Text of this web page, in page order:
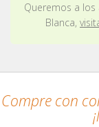
Queremos a los
Blanca,
Compre con